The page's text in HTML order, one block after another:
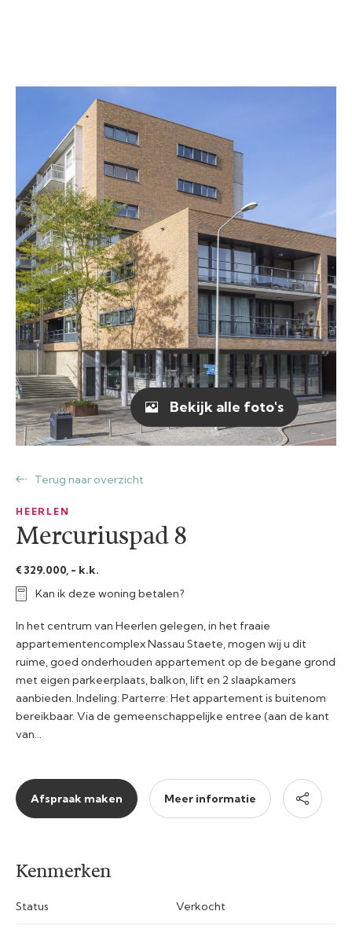
Terug naar overzicht
HEERLEN
Mercuriuspad 8
€ 329.000, - k.k.
Kan ik deze woning betalen?
In het centrum van Heerlen gelegen, in het fraaie
appartementencomplex Nassau Staete, mogen wij u dit
ruime, goed onderhouden appartement op de begane grond
met eigen parkeerplaats, balkon, lift en 2 slaapkamers
aanbieden. Indeling: Parterre: Het appartement is buitenom
bereikbaar. Via de gemeenschappelijke entree (aan de kant
van…
Afspraak maken Meer informatie
Bekijk alle foto's
Kenmerken
Status Verkocht